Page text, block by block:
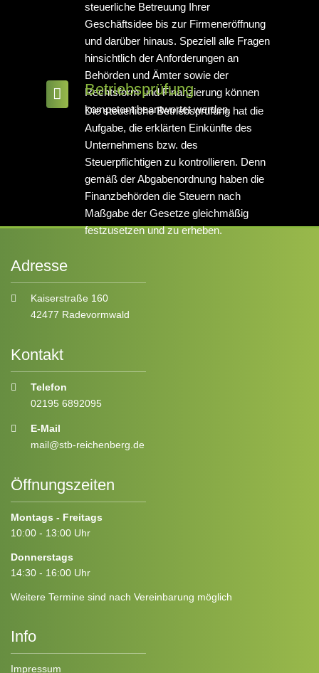
steuerliche Betreuung Ihrer
Geschäftsidee bis zur Firmeneröffnung
und darüber hinaus. Speziell alle Fragen
hinsichtlich der Anforderungen an
Behörden und Ämter sowie der
Rechtsform und Finanzierung können
kompetent beantwortet werden.
Betriebsprüfung
Die steuerliche Betriebsprüfung hat die
Aufgabe, die erklärten Einkünfte des
Unternehmens bzw. des
Steuerpflichtigen zu kontrollieren. Denn
gemäß der Abgabenordnung haben die
Finanzbehörden die Steuern nach
Maßgabe der Gesetze gleichmäßig
festzusetzen und zu erheben.
Adresse
Kaiserstraße 160
42477 Radevormwald
Kontakt
Telefon
02195 6892095
E-Mail
mail@stb-reichenberg.de
Öffnungszeiten
Montags - Freitags
10:00 - 13:00 Uhr
Donnerstags
14:30 - 16:00 Uhr
Weitere Termine sind nach Vereinbarung möglich
Info
Impressum